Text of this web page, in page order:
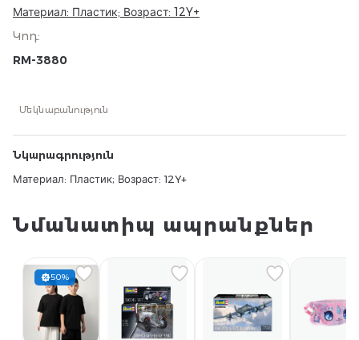
Материал: Пластик; Возраст: 12Y+
Կոդ:
RM-3880
Մեկնաբանություն
Նկարագրություն
Материал: Пластик; Возраст: 12Y+
Նմանատիպ ապրանքներ
50%